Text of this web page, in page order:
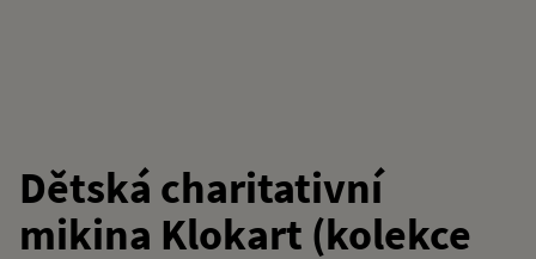
Dětská charitativní
mikina Klokart (kolekce